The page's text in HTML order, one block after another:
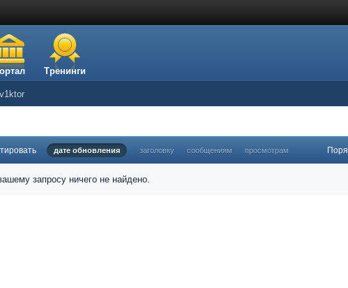
Тренинги
дате обновления заголовку сообщениям просмотрам
запросу ничего не найдено.